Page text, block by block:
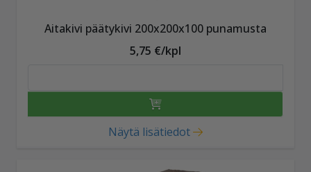
Aitakivi päätykivi 200x200x100 punamusta
5,75 €/kpl
Näytä lisätiedot